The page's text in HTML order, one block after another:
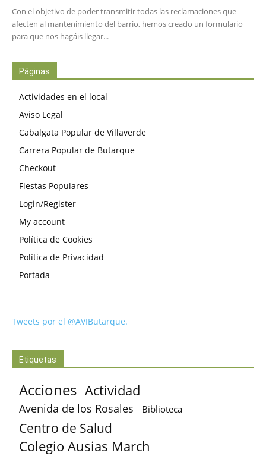
Con el objetivo de poder transmitir todas las reclamaciones que
afecten al mantenimiento del barrio, hemos creado un formulario
para que nos hagáis llegar...
Páginas
Actividades en el local
Aviso Legal
Cabalgata Popular de Villaverde
Carrera Popular de Butarque
Checkout
Fiestas Populares
Login/Register
My account
Política de Cookies
Política de Privacidad
Portada
Tweets por el @AVIButarque.
Etiquetas
Acciones Actividad
Avenida de los Rosales Biblioteca
Centro de Salud
Colegio Ausias March